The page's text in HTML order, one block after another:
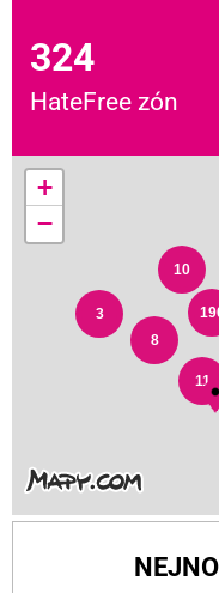
324
HateFree zón
3
10
8
11
+
−